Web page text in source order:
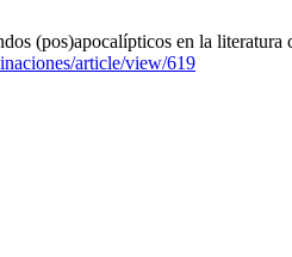
(pos)apocalípticos en la literatura
article/view/619